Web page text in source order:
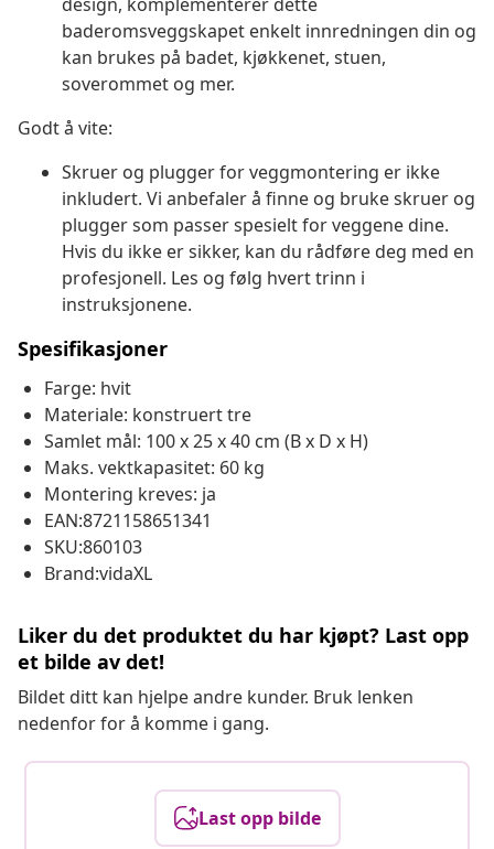
baderomsveggskapet enkelt innredningen din og
kan brukes på badet, kjøkkenet, stuen,
soverommet og mer.
Godt å vite:
Skruer og plugger for veggmontering er ikke
inkludert. Vi anbefaler å finne og bruke skruer og
plugger som passer spesielt for veggene dine.
Hvis du ikke er sikker, kan du rådføre deg med en
profesjonell. Les og følg hvert trinn i
instruksjonene.
Spesifikasjoner
Farge: hvit
Materiale: konstruert tre
Samlet mål: 100 x 25 x 40 cm (B x D x H)
Maks. vektkapasitet: 60 kg
Montering kreves: ja
EAN:8721158651341
SKU:860103
Brand:vidaXL
Liker du det produktet du har kjøpt? Last opp
et bilde av det!
Bildet ditt kan hjelpe andre kunder. Bruk lenken
nedenfor for å komme i gang.
Last opp bilde